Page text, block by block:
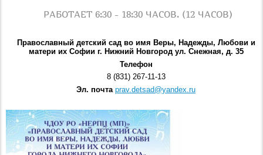
РАБОТАЕТ 6:30 - 18:30 ЧАСОВ. (12 ЧАСОВ)
Православный детский сад во имя Веры, Надежды, Любови и
матери их Софии г. Нижний Новгород ул. Снежная, д. 35
Телефон
8 (831) 267-11-13
Эл. почта prav.detsad@yandex.ru